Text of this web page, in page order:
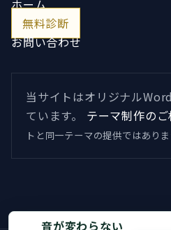
ホーム
無料診断
お問い合わせ
当サイトはオリジナル
ています。
テーマ制作の
トと同一テーマの提供ではあり
音が変わらない